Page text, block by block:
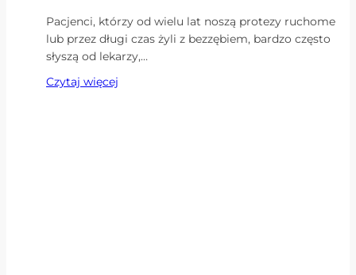
Pacjenci, którzy od wielu lat noszą protezy ruchome
lub przez długi czas żyli z bezzębiem, bardzo często
słyszą od lekarzy,…
Czytaj więcej